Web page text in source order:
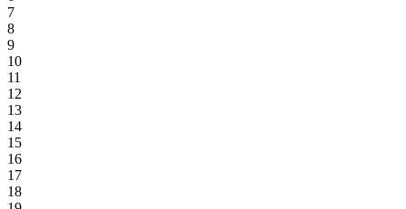
7
8
9
10
11
12
13
14
15
16
17
18